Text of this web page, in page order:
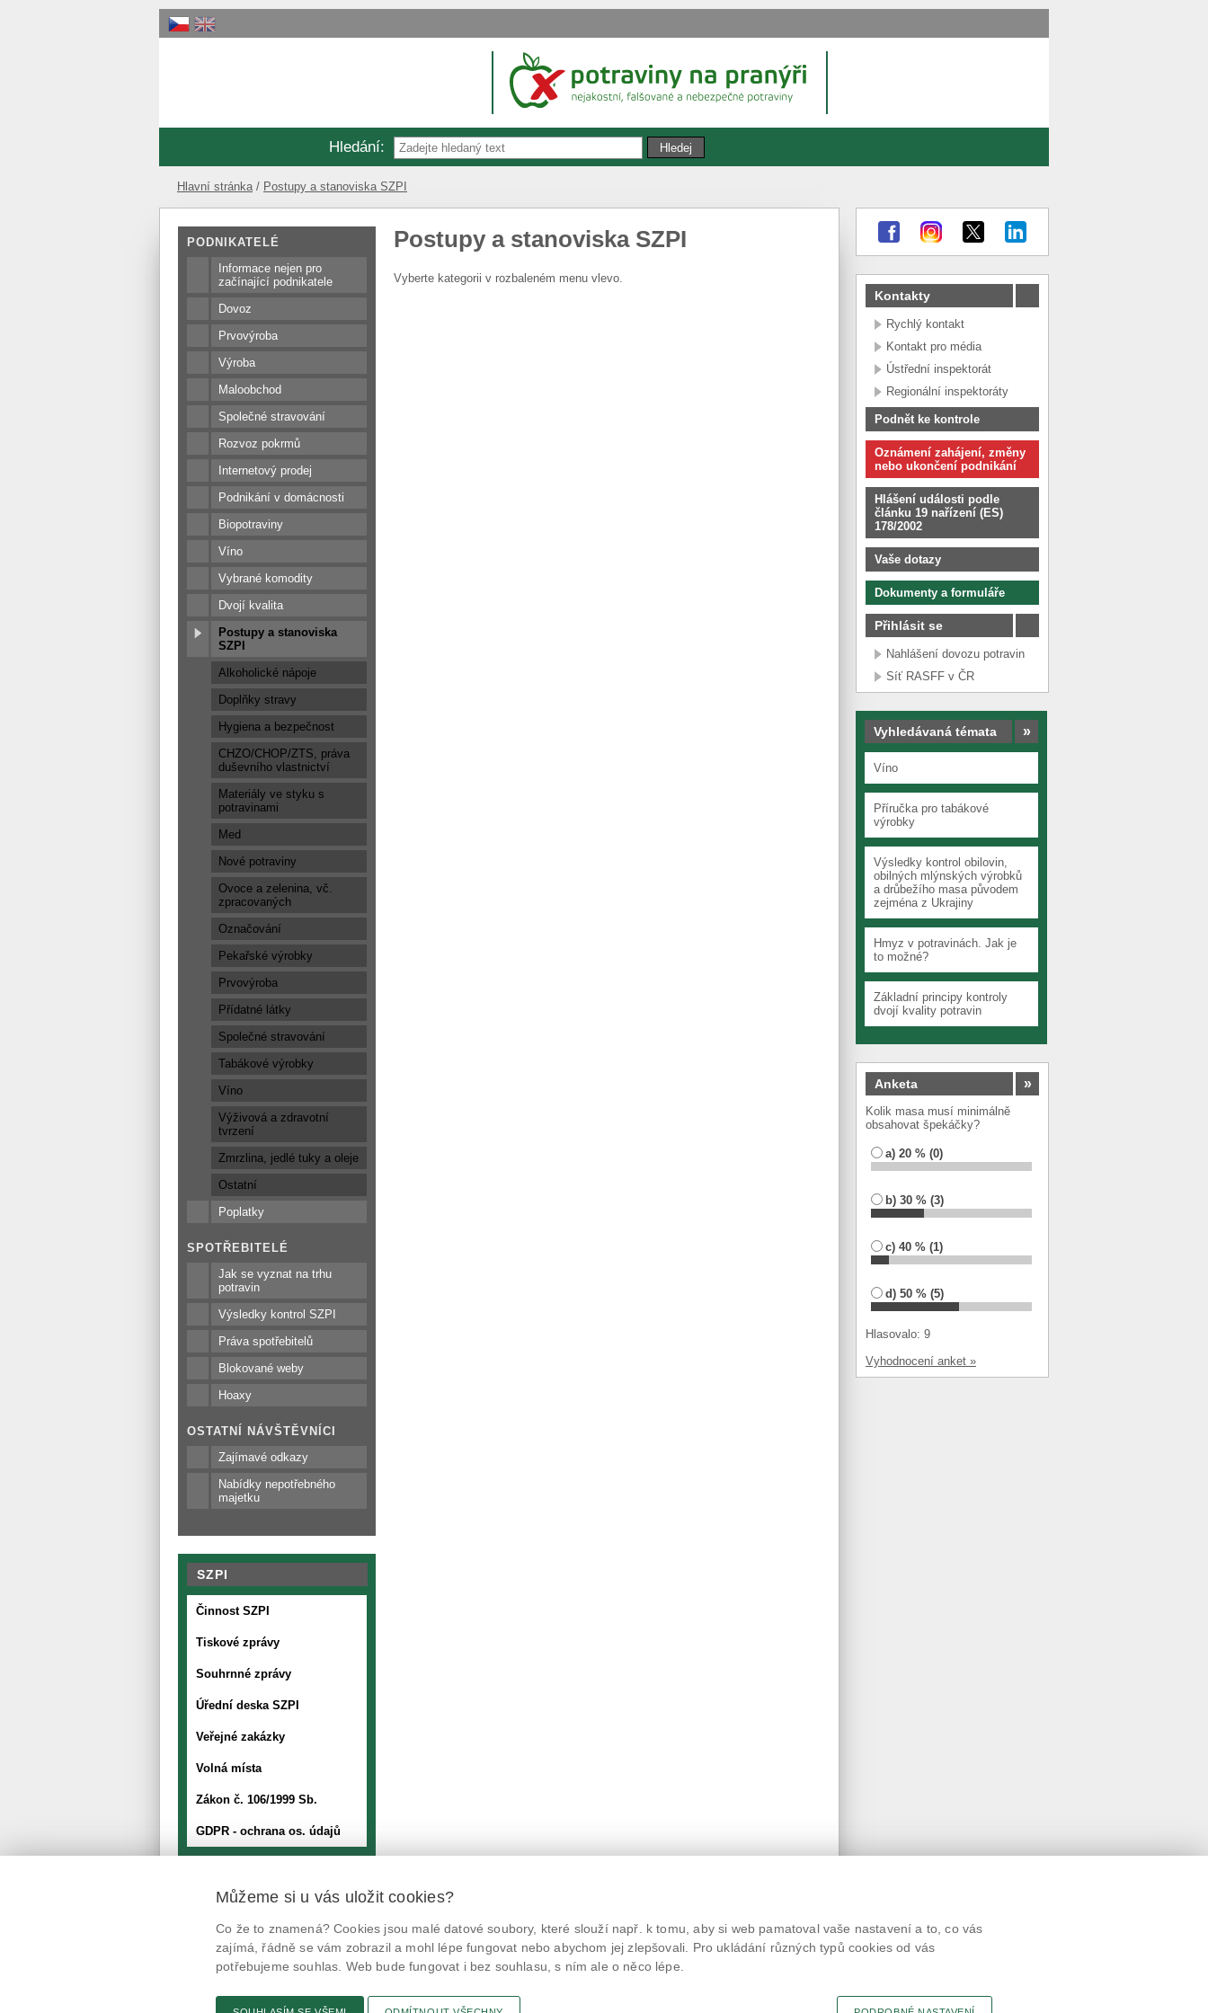
Hledání:
Hlavní stránka Postupy a stanoviska SZPI
PODNIKATELÉ
Informace nejen pro
začínající podnikatele
Dovoz
Prvovýroba
Výroba
Maloobchod
Společné stravování
Rozvoz pokrmů
Internetový prodej
Podnikání v domácnosti
Biopotraviny
Víno
Vybrané komodity
Dvojí kvalita
Postupy a stanoviska
SZPI
Alkoholické nápoje
Doplňky stravy
Hygiena a bezpečnost
CHZO/CHOP/ZTS, práva
duševního vlastnictví
Materiály ve styku s
potravinami
Med
Nové potraviny
Ovoce a zelenina, vč.
zpracovaných
Označování
Pekařské výrobky
Prvovýroba
Přídatné látky
Společné stravování
Tabákové výrobky
Víno
Výživová a zdravotní
tvrzení
Zmrzlina, jedlé tuky a oleje
Ostatní
Poplatky
SPOTŘEBITELÉ
Jak se vyznat na trhu
potravin
Výsledky kontrol SZPI
Práva spotřebitelů
Blokované weby
Hoaxy
OSTATNÍ NÁVŠTĚVNÍCI
Zajímavé odkazy
Nabídky nepotřebného
majetku
SZPI
Činnost SZPI
Tiskové zprávy
Souhrnné zprávy
Úřední deska SZPI
Veřejné zakázky
Volná místa
Zákon č. 106/1999 Sb.
GDPR - ochrana os. údajů
Postupy a stanoviska SZPI
Vyberte kategorii v rozbaleném menu vlevo.
Kontakty
Rychlý kontakt
Kontakt pro média
Ústřední inspektorát
Regionální inspektoráty
Podnět ke kontrole
Oznámení zahájení, změny
nebo ukončení podnikání
Hlášení události podle
článku 19 nařízení (ES)
178/2002
Vaše dotazy
Dokumenty a formuláře
Přihlásit se
Nahlášení dovozu potravin
Síť RASFF v ČR
Vyhledávaná témata »
Víno
Příručka pro tabákové
výrobky
Výsledky kontrol obilovin,
obilných mlýnských výrobků
a drůbežího masa původem
zejména z Ukrajiny
Hmyz v potravinách. Jak je
to možné?
Základní principy kontroly
dvojí kvality potravin
Anketa »
Kolik masa musí minimálně
obsahovat špekáčky?
a) 20 % (0)
b) 30 % (3)
c) 40 % (1)
d) 50 % (5)
Hlasovalo: 9
Vyhodnocení anket »
@potravinynapranyri @NaPranyri
@SZPIjobs
© Státní zemědělská a potravinářská inspekce 2026.
Květná 15, 603 00 Brno, epodatelna
szpi.gov.cz
ID datové schránky: avraiqg
Prohlášení o přístupnosti
Připomínky
Tisk stránky
Můžeme si u vás uložit cookies?
Co že to znamená? Cookies jsou malé datové soubory, které slouží např. k tomu, aby si web pamatoval vaše nastavení a to, co vás
zajímá, řádně se vám zobrazil a mohl lépe fungovat nebo abychom jej zlepšovali. Pro ukládání různých typů cookies od vás
potřebujeme souhlas. Web bude fungovat i bez souhlasu, s ním ale o něco lépe.